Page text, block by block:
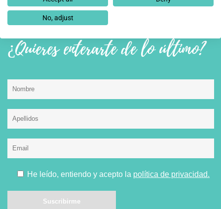
¿Quieres enterarte de lo último?
He leído, entiendo y acepto la política de privacidad.
No, adjust